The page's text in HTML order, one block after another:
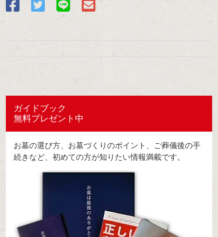
ガイドブック
無料プレゼント中
お墓の選び方、お墓づくりのポイント、ご葬儀後の手
続きなど、初めての方が知りたい情報満載です。